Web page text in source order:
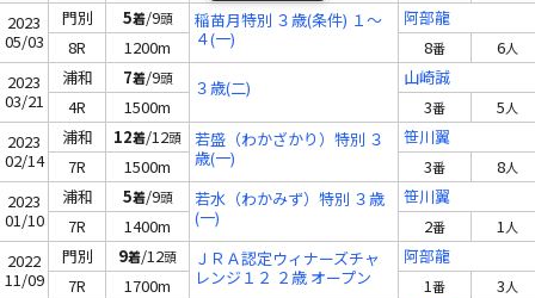
2023
05/03
門別 5着/9頭
稲苗月特別 ３歳(条件) １～
４(一)
阿部龍
8R
1200m 8番 6人
2023
03/21
浦和 7着/9頭 ３歳(二)
山崎誠
4R
1500m 3番 5人
2023
02/14
浦和 12着/12頭
若盛（わかざかり）特別 ３
歳(一)
笹川翼
7R
1500m 3番 8人
2023
01/10
浦和 5着/9頭
若水（わかみず）特別 ３歳
(一)
笹川翼
7R
1400m 2番 1人
2022
11/09
門別 9着/12頭
ＪＲＡ認定ウィナーズチャ
レンジ１２ ２歳 オープン
阿部龍
7R
1700m 1番 3人